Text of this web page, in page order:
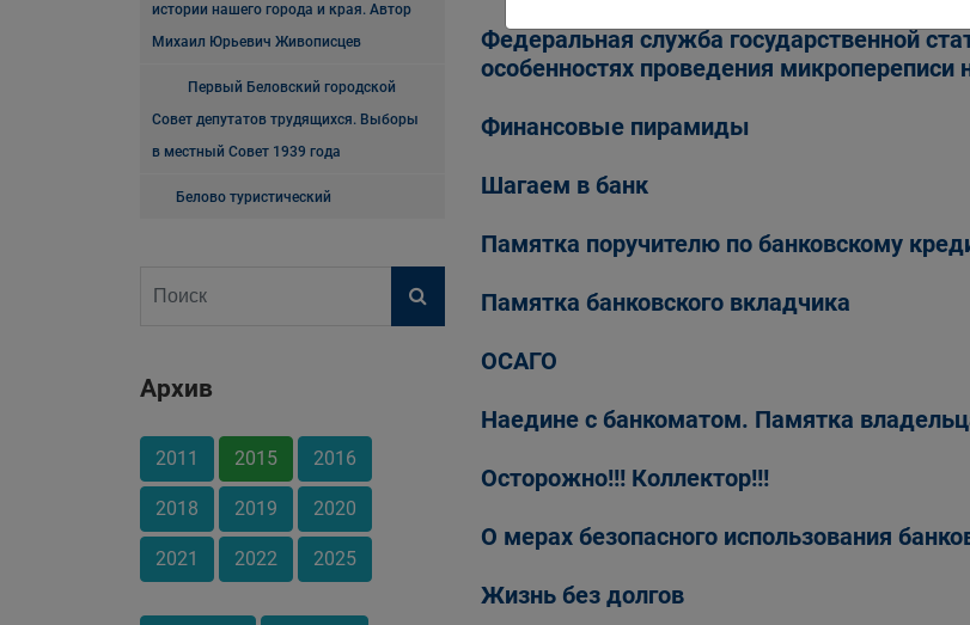
истории нашего города и края. Автор
Михаил Юрьевич Живописцев
Первый Беловский городской
Совет депутатов трудящихся. Выборы
в местный Совет 1939 года
Белово туристический
Архив
2011 2015 2016
2018 2019 2020
2021 2022 2025
Федеральная служба государственной
особенностях проведения микропереписи
Финансовые пирамиды
Шагаем в банк
Памятка поручителю по банковскому
Памятка банковского вкладчика
ОСАГО
Наедине с банкоматом. Памятка
Осторожно!!! Коллектор!!!
О мерах безопасного использования
Жизнь без долгов